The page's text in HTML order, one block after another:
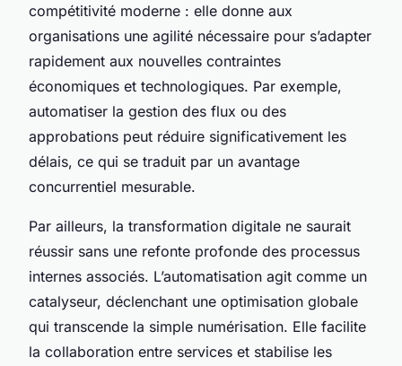
compétitivité moderne : elle donne aux
organisations une agilité nécessaire pour s’adapter
rapidement aux nouvelles contraintes
économiques et technologiques. Par exemple,
automatiser la gestion des flux ou des
approbations peut réduire significativement les
délais, ce qui se traduit par un avantage
concurrentiel mesurable.
Par ailleurs, la transformation digitale ne saurait
réussir sans une refonte profonde des processus
internes associés. L’automatisation agit comme un
catalyseur, déclenchant une optimisation globale
qui transcende la simple numérisation. Elle facilite
la collaboration entre services et stabilise les